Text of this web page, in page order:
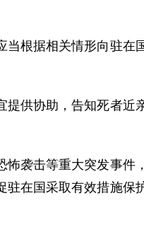
根据相关情形向驻在
提供协助，告知死者近
袭击等重大突发事件
在国采取有效措施保